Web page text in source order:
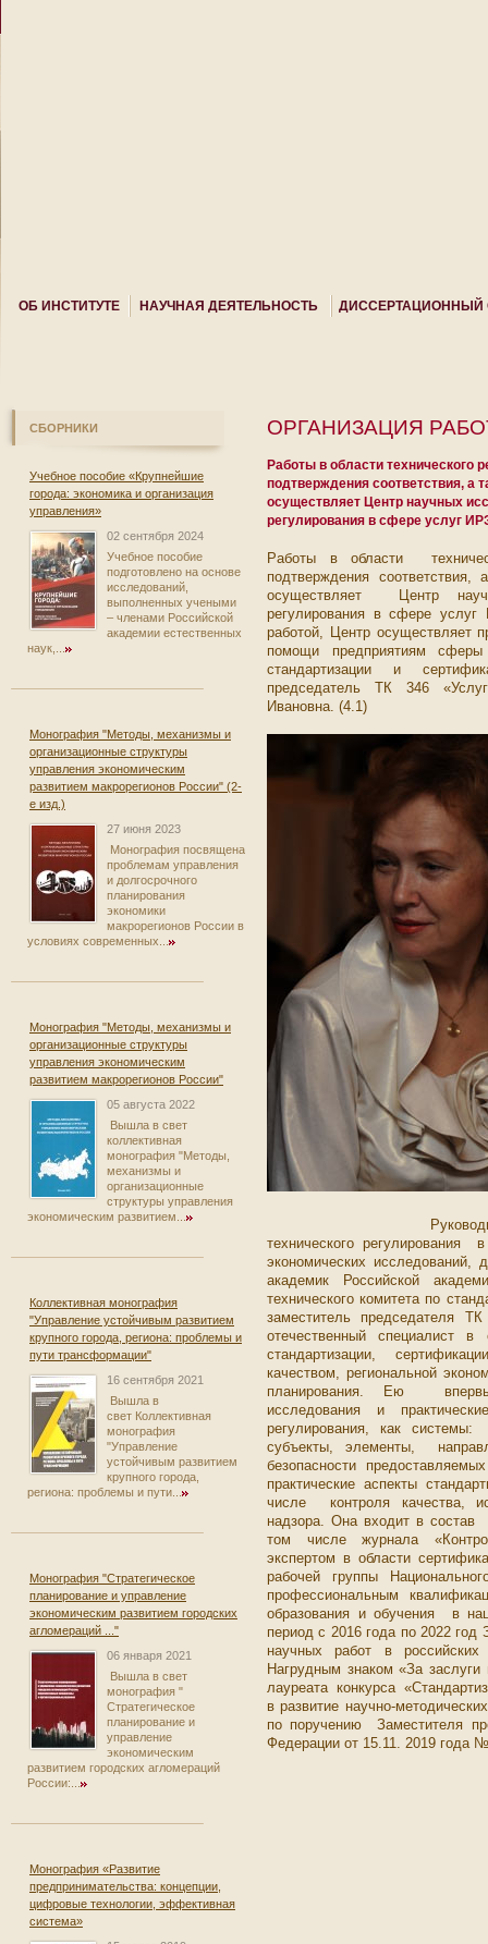
ОБ ИНСТИТУТЕ НАУЧНАЯ ДЕЯТЕЛЬНОСТЬ ДИССЕРТАЦИОННЫЙ
СБОРНИКИ
Учебное пособие «Крупнейшие
города: экономика и организация
управления»
02 сентября 2024
Учебное пособие
подготовлено на основе
исследований,
выполненных учеными
– членами Российской
академии естественных
наук,...
Монография "Методы, механизмы и
организационные структуры
управления экономическим
развитием макрорегионов России" (2-
е изд.)
27 июня 2023
Монография посвящена
проблемам управления
и долгосрочного
планирования
экономики
макрорегионов России в
условиях современных...
Монография "Методы, механизмы и
организационные структуры
управления экономическим
развитием макрорегионов России"
05 августа 2022
Вышла в свет
коллективная
монография "Методы,
механизмы и
организационные
структуры управления
экономическим развитием...
Коллективная монография
"Управление устойчивым развитием
крупного города, региона: проблемы и
пути трансформации"
16 сентября 2021
Вышла в
свет Коллективная
монография
"Управление
устойчивым развитием
крупного города,
региона: проблемы и пути...
Монография "Стратегическое
планирование и управление
экономическим развитием городских
агломераций ..."
06 января 2021
Вышла в свет
монография "
Стратегическое
планирование и
управление
экономическим
развитием городских агломераций
России:...
Монография «Развитие
предпринимательства: концепции,
цифровые технологии, эффективная
система»
ОРГАНИЗАЦИЯ
Работы в области технического
подтверждения соответствия, а
осуществляет Центр научных
регулирования в сфере услуг
Работы в области
подтверждения
осуществляет Центр
регулирования в сфере
работой, Центр осуществляет
помощи предприятиям
стандартизации и
председатель ТК 346
Ивановна. (4.1)
Руководитель
технического регулирования
экономических исследований,
академик Российской
технического комитета по
заместитель председателя
отечественный специалист в
стандартизации,
качеством, региональной
планирования. Ею
исследования и
регулирования, как
субъекты, элементы,
безопасности
практические аспекты
числе контроля качества,
надзора. Она входит в
том числе журнала
экспертом в области
рабочей группы
профессиональным
образования и обучения в
период с 2016 года по 2022
научных работ в
Нагрудным знаком «За
лауреата конкурса
в развитие научно-
по поручению Заместителя
Федерации от 15.11. 2019